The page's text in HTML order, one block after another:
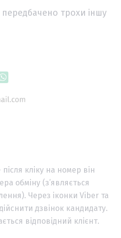
трохи іншу
кліку на номер він
обміну (з’являється
Через іконки Viber та
дзвінок кандидату.
відповідний клієнт.